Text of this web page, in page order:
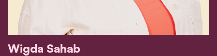
Wigda Sahab